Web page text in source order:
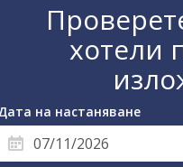
хотели
на настаняване